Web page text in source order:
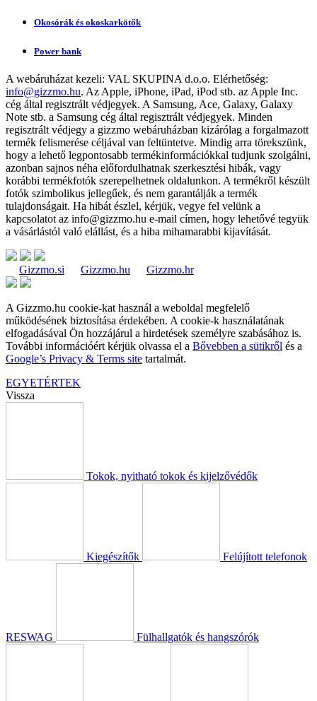
Okosórák és okoskarkötők
Power bank
A webáruházat kezeli: VAL SKUPINA d.o.o. Elérhetőség:
info@gizzmo.hu. Az Apple, iPhone, iPad, iPod stb. az Apple Inc.
cég által regisztrált védjegyek. A Samsung, Ace, Galaxy, Galaxy
Note stb. a Samsung cég által regisztrált védjegyek. Minden
regisztrált védjegy a gizzmo webáruházban kizárólag a forgalmazott
termék felismerése céljával van feltüntetve. Mindig arra törekszünk,
hogy a lehető legpontosabb termékinformációkkal tudjunk szolgálni,
azonban sajnos néha előfordulhatnak szerkesztési hibák, vagy
korábbi termékfotók szerepelhetnek oldalunkon. A termékről készült
fotók szimbolikus jellegűek, és nem garantálják a termék
tulajdonságait. Ha hibát észlel, kérjük, vegye fel velünk a
kapcsolatot az info@gizzmo.hu e-mail címen, hogy lehetővé tegyük
a vásárlástól való elállást, és a hiba mihamarabbi kijavítását.
Gizzmo.si Gizzmo.hu Gizzmo.hr
A Gizzmo.hu cookie-kat használ a weboldal megfelelő
működésének biztosítása érdekében. A cookie-k használatának
elfogadásával Ön hozzájárul a hirdetések személyre szabásához is.
További információért kérjük olvassa el a Bővebben a sütikről és a
Google’s Privacy & Terms site tartalmát.
EGYETÉRTEK
Vissza
Tokok, nyitható tokok és kijelzővédők
Kiegészítők Felújított telefonok
RESWAG Fülhallgatók és hangszórók